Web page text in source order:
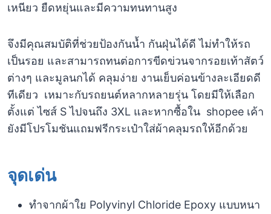
เหนียว ยืดหยุ่นและมีความทนทานสูง
จึงมีคุณสมบัติที่ช่วยป้องกันน้ำ กันฝุ่นได้ดี ไม่ทำให้รถ
เป็นรอย และสามารถทนต่อการขีดข่วนจากรอยเท้าสัตว์
ต่างๆ และมูลนกได้ คลุมง่าย งานเย็บค่อนข้างละเอียดดี
ทีเดียว เหมาะกับรถยนต์หลากหลายรุ่น โดยมีให้เลือก
ตั้งแต่ ไซส์ S ไปจนถึง 3XL และหากซื้อใน shopee เค้า
ยังมีโปรโมชันแถมฟรีกระเป๋าใส่ผ้าคลุมรถให้อีกด้วย
จุดเด่น
ทำจากผ้าใย Polyvinyl Chloride Epoxy แบบหนา